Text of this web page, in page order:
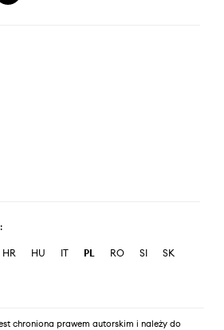
HR HU IT PL RO SI
SK
chroniona prawem autorskim i należy do